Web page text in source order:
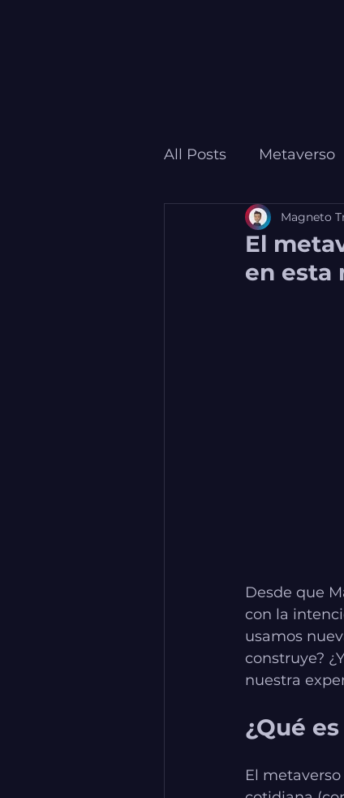
All Posts Metaverso
Realidad Extendida
Magneto
El
en esta
Desde que
con la
usamos
construye?
nuestra
¿Qué
El